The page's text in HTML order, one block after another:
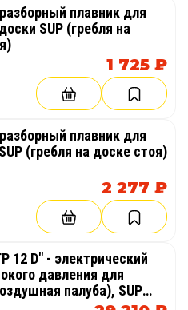
плавник для
SUP (гребля на
1 725 ₽
плавник для
(гребля на доске стоя)
2 277 ₽
12 D" - электрический
давления для
палуба), SUP